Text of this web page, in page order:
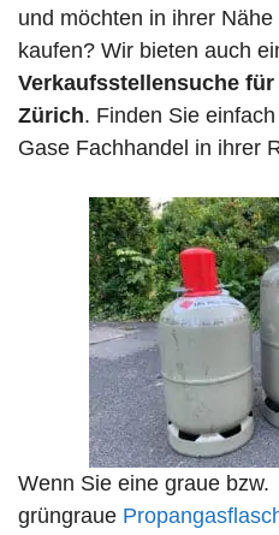
und möchten in ihrer
kaufen? Wir bieten auch
Verkaufsstellensuche
Zürich. Finden Sie
Gase Fachhandel in ihrer
Wenn Sie eine graue bzw.
grüngraue